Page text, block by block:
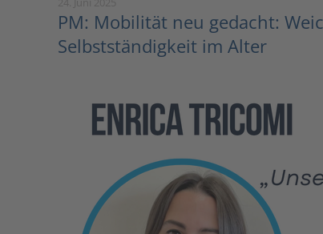
PM: Mobilität neu gedacht:
Selbstständigkeit im Alter